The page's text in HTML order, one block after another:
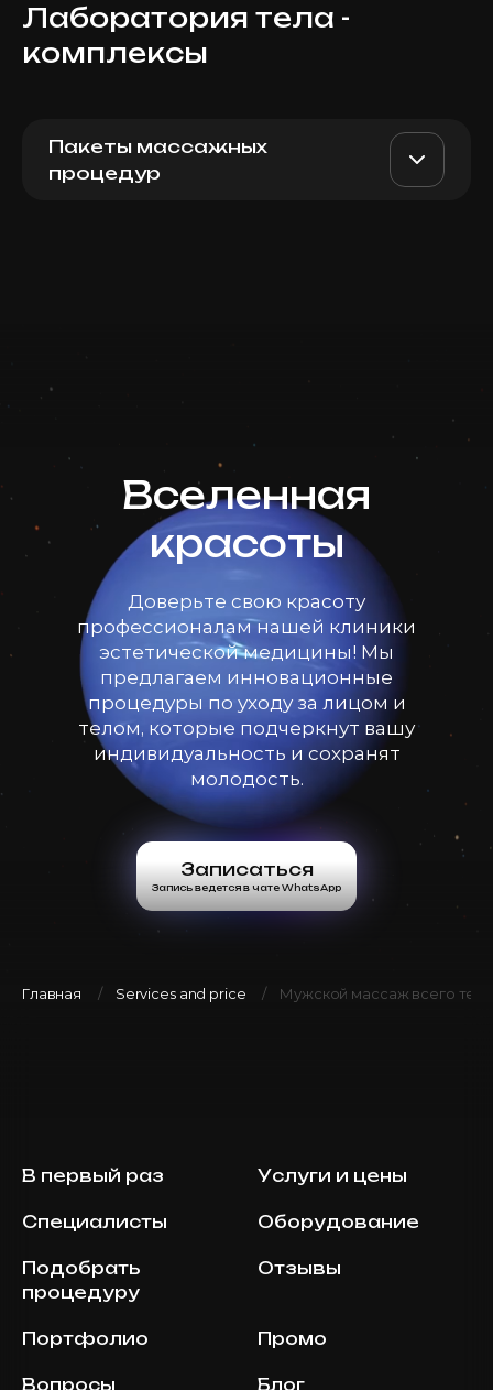
Лаборатория тела -
комплексы
Пакеты массажных
процедур
Вселенная
красоты
Доверьте свою красоту
профессионалам нашей клиники
эстетической медицины! Мы
предлагаем инновационные
процедуры по уходу за лицом и
телом, которые подчеркнут вашу
индивидуальность и сохранят
молодость.
Записаться
Запись ведется в чате WhatsApp
Главная Services and price Мужской массаж всего
В первый раз Услуги и цены
Специалисты Оборудование
Подобрать
процедуру
Отзывы
Портфолио Промо
Вопросы Блог